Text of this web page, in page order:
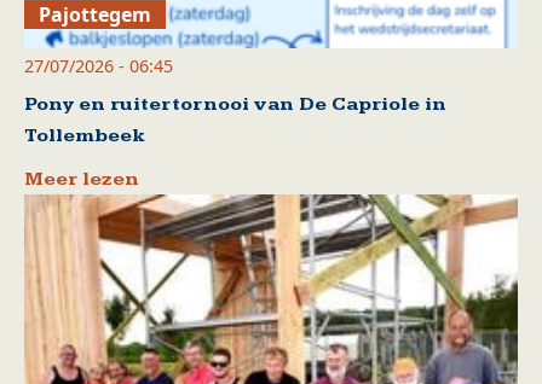
Pajottegem
27/07/2026 - 06:45
Pony en ruitertornooi van De Capriole in
Tollembeek
Meer lezen